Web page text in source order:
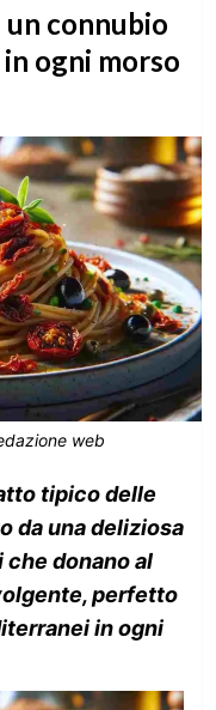
connubio
ogni morso
web
tipico delle
da una deliziosa
donano al
perfetto
in ogni